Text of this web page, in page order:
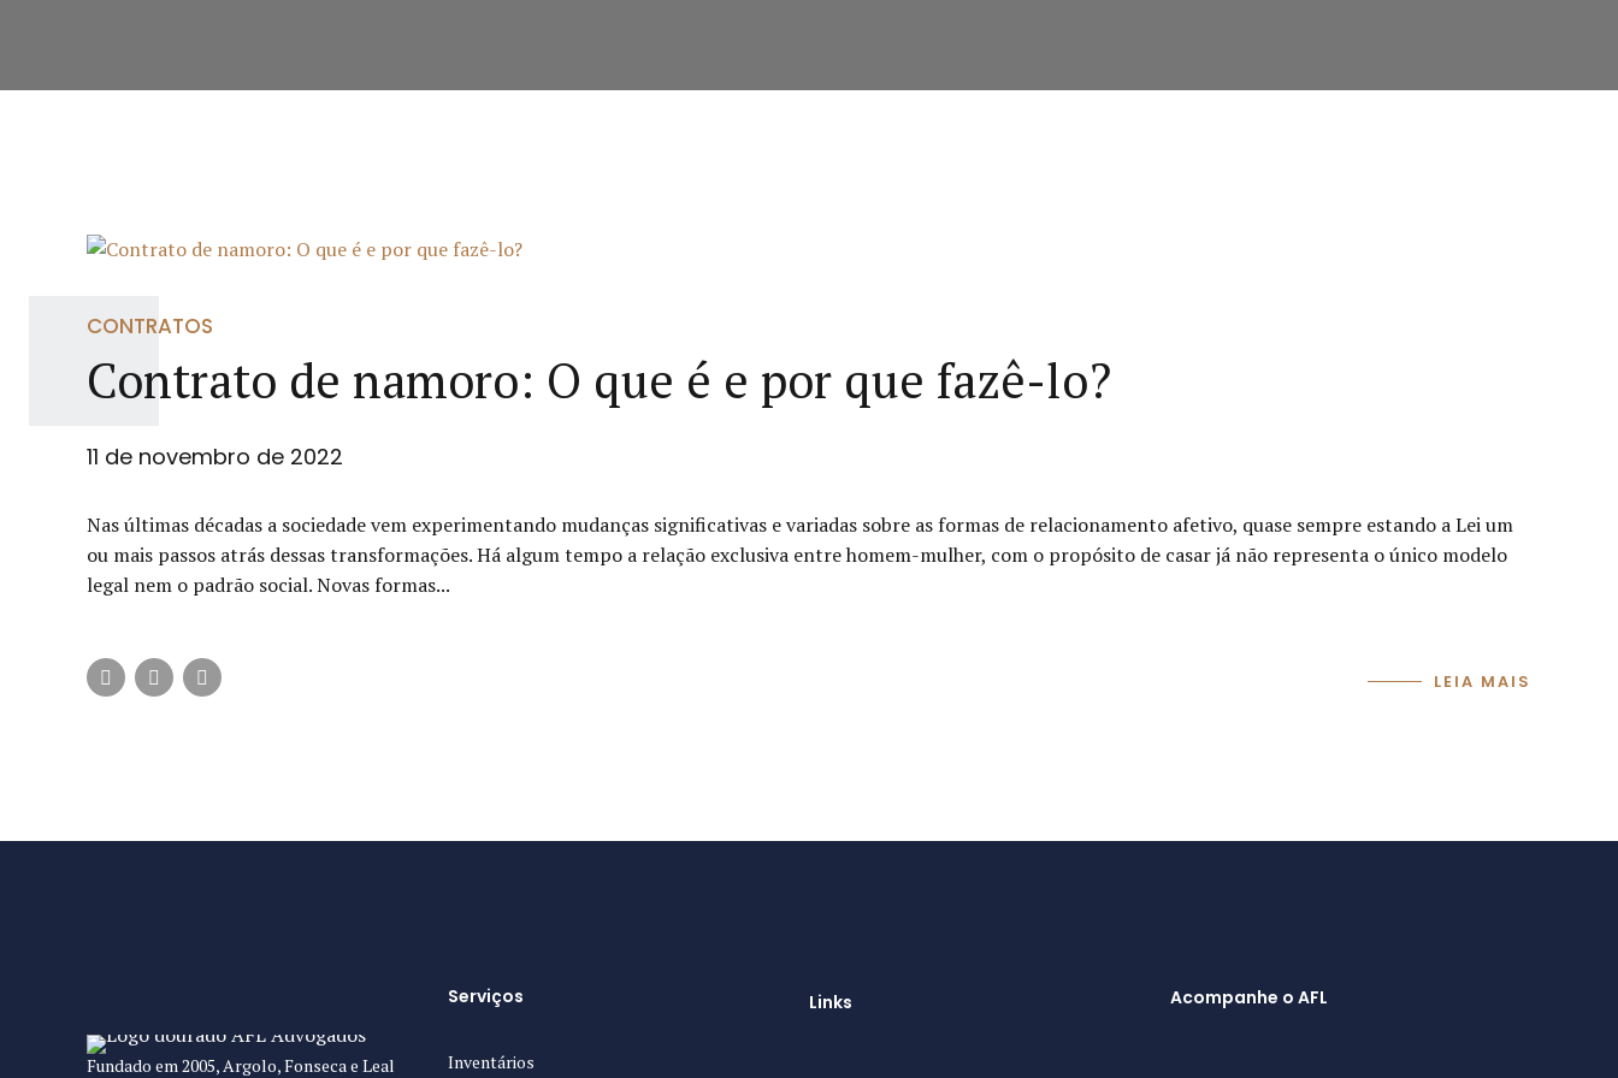
CONTRATOS
Contrato de namoro: O que é e por que fazê-lo?
11 de novembro de 2022
Nas últimas décadas a sociedade vem experimentando mudanças significativas e variadas sobre as formas de relacionamento afetivo, quase sempre estando a Lei um
ou mais passos atrás dessas transformações. Há algum tempo a relação exclusiva entre homem-mulher, com o propósito de casar já não representa o único modelo
legal nem o padrão social. Novas formas...
LEIA MAIS
Fundado em 2005, Argolo, Fonseca e Leal
Serviços
Inventários
Links Acompanhe o AFL